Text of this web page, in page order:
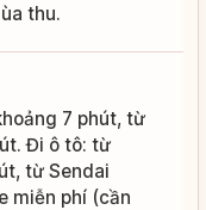
thu.
7 phút, từ
Đi ô tô: từ
từ Sendai
miễn phí (cần